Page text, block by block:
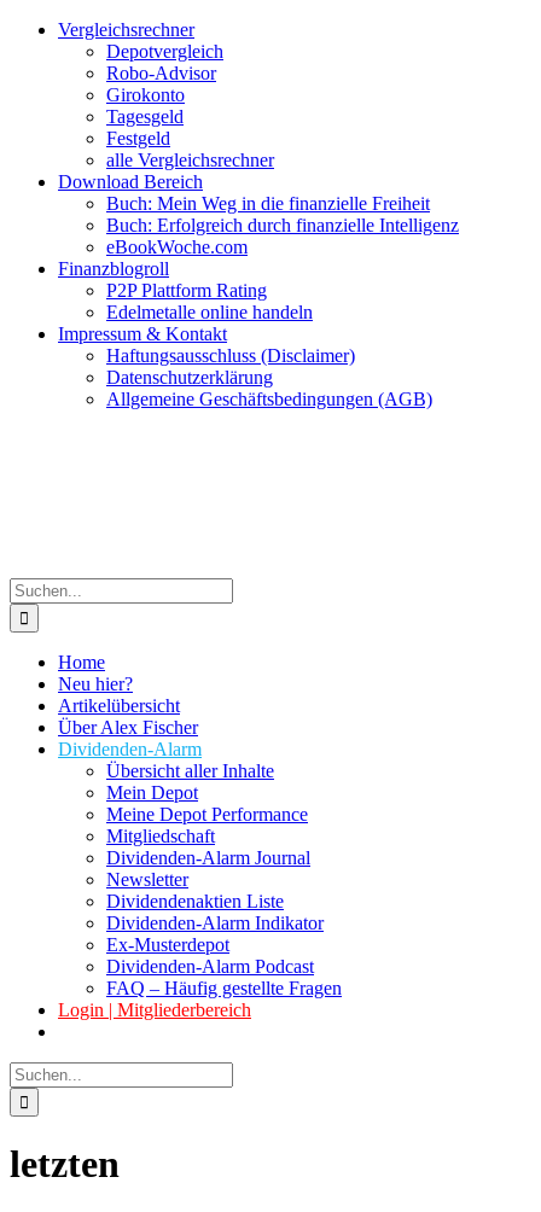
Zum
Facebook
Twitter
Instagram
Pinterest
YouTubeVergleichsrechner
Depotvergleich
Robo-Advisor
Girokonto
Tagesgeld
Festgeld
alle Vergleichsrechner
Download Bereich
Buch: Mein Weg in die finanzielle Freiheit
Buch: Erfolgreich durch finanzielle Intelligenz
eBookWoche.com
Finanzblogroll
P2P Plattform Rating
Edelmetalle online handeln
Impressum & Kontakt
Haftungsausschluss (Disclaimer)
Datenschutzerklärung
Allgemeine Geschäftsbedingungen (AGB)
Suche
nach:
Home
Neu hier?
Artikelübersicht
Über Alex Fischer
Dividenden-Alarm
Übersicht aller Inhalte
Mein Depot
Meine Depot Performance
Mitgliedschaft
Dividenden-Alarm Journal
Newsletter
Dividendenaktien Liste
Dividenden-Alarm Indikator
Ex-Musterdepot
Dividenden-Alarm Podcast
FAQ – Häufig gestellte Fragen
Login | Mitgliederbereich
Suche
nach:
letzten